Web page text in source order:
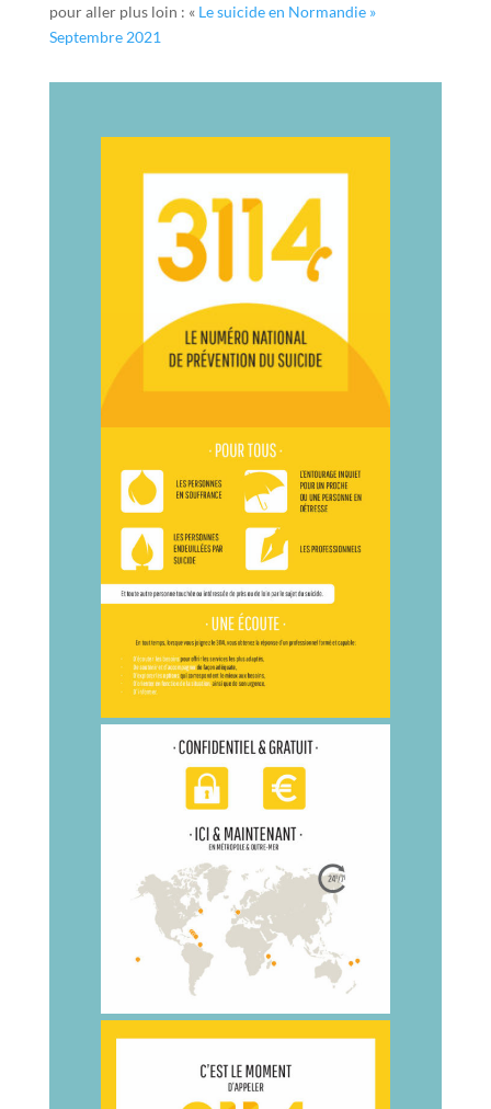
pour aller plus loin : « Le suicide en Normandie »
Septembre 2021